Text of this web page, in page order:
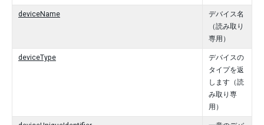
deviceName
デバイス名
（読み取り
専用）
deviceType
デバイスの
タイプを返
します（読
み取り専
用）